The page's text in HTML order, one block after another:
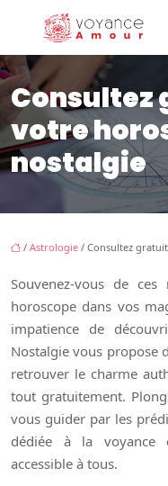
votre
nostalgie
/ Astrologie / Consultez
Souvenez-vous de
horoscope dans vos
impatience de
Nostalgie vous propose
retrouver le charme
tout gratuitement.
vous guider par les
dédiée à la voyance
accessible à tous.